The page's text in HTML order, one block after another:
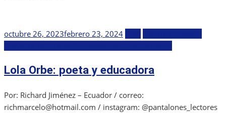
Publicada
octubre 26, 2023febrero 23, 2024
Lola Orbe: poeta y educadora
Por: Richard Jiménez – Ecuador / correo:
richmarcelo@hotmail.com / instagram: @pantalones_lectores